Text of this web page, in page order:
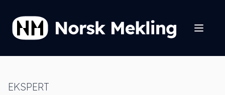
EKSPERT